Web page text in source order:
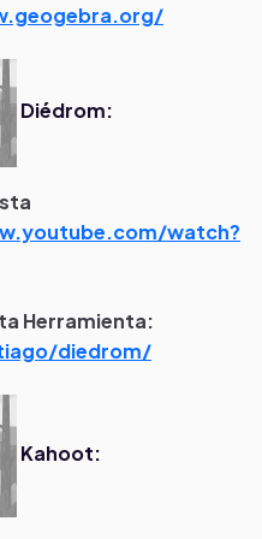
Diédrom:
watch?
Herramienta:
diedrom/
Kahoot: